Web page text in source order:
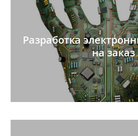
Разработка
на заказ